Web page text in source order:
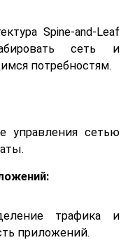
Spine-and-Leaf
сеть и
потребностям.
управления сетью
трафика и
приложений.